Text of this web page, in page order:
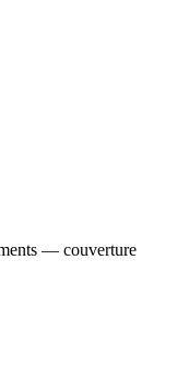
— couverture